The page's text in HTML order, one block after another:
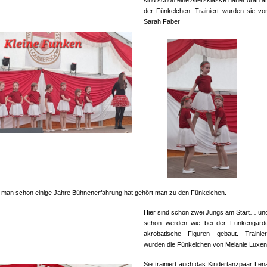
der Fünkelchen. Trainiert wurden sie
Sarah Faber
man schon einige Jahre Bühnenerfahrung hat gehört man zu den Fünkelchen.
Hier sind schon zwei Jungs am Start…
schon werden wie bei der
akrobatische Figuren gebaut.
wurden die Fünkelchen von Melanie
Sie trainiert auch das Kindertanzpaar